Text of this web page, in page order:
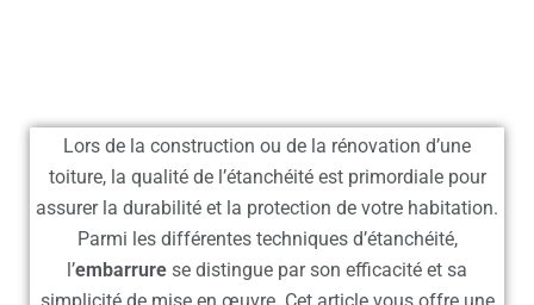
Lors de la construction ou de la rénovation d’une
toiture, la qualité de l’étanchéité est primordiale pour
assurer la durabilité et la protection de votre habitation.
Parmi les différentes techniques d’étanchéité,
l’embarrure se distingue par son efficacité et sa